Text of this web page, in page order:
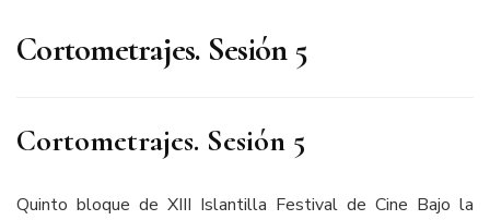
Cortometrajes. Sesión 5
Cortometrajes. Sesión 5
Quinto bloque de XIII Islantilla Festival de Cine Bajo la